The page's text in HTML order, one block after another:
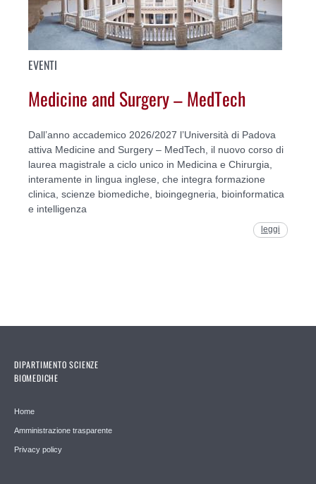
EVENTI
Medicine and Surgery – MedTech
Dall’anno accademico 2026/2027 l’Università di Padova
attiva Medicine and Surgery – MedTech, il nuovo corso di
laurea magistrale a ciclo unico in Medicina e Chirurgia,
interamente in lingua inglese, che integra formazione
clinica, scienze biomediche, bioingegneria, bioinformatica
e intelligenza
leggi
DIPARTIMENTO SCIENZE
BIOMEDICHE
Home
Amministrazione trasparente
Privacy policy